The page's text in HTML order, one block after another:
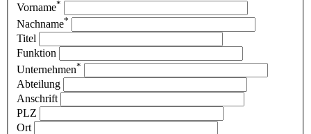
Vorname*
Nachname*
Titel
Funktion
Unternehmen*
Abteilung
Anschrift
PLZ
Ort